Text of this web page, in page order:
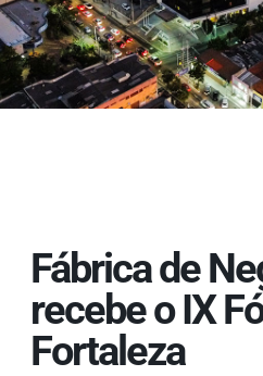
Fábrica de
recebe o IX
Fortaleza